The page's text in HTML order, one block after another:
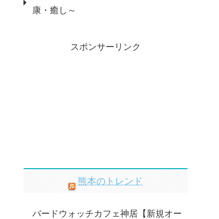
康・癒し～
スポンサーリンク
熊本のトレンド
バードウォッチカフェ神居【新規オー